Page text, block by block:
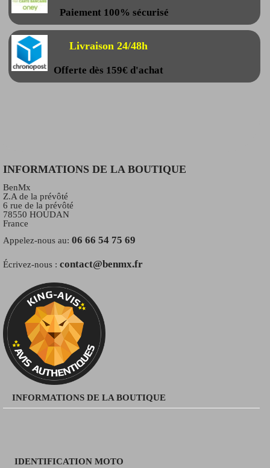
Paiement 100% sécurisé
Livraison 24/48h
Offerte dès 159€ d'achat
INFORMATIONS DE LA BOUTIQUE
BenMx
Z.A de la prévôté
6 rue de la prévôté
78550 HOUDAN
France
Appelez-nous au: 06 66 54 75 69
Écrivez-nous : contact@benmx.fr
INFORMATIONS DE LA BOUTIQUE
IDENTIFICATION MOTO